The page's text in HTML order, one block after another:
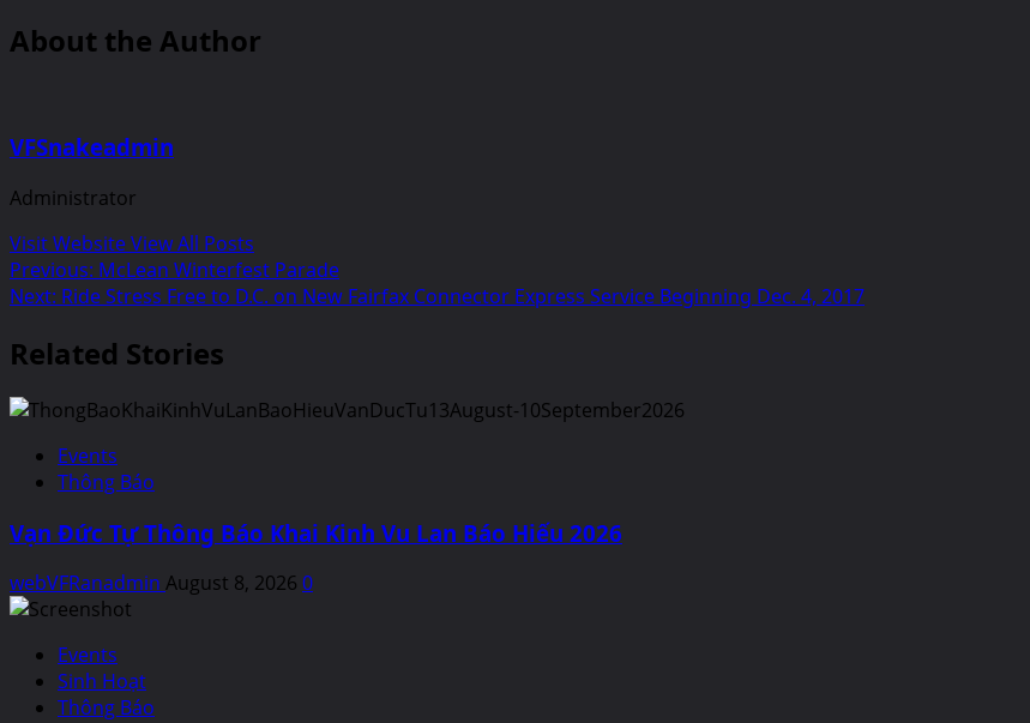
About the Author
VFSnakeadmin
Administrator
Visit WebsiteView All Posts
Post
navigation
Previous: McLean Winterfest Parade
Next: Ride Stress Free to D.C. on New Fairfax Connector Express Service Beginning Dec. 4, 2017
Related Stories
Events
Thông Báo
Vạn Đức Tự Thông Báo Khai Kinh Vu Lan Báo Hiếu 2026
webVFRanadmin August 8, 2026 0
Events
Sinh Hoạt
Thông Báo